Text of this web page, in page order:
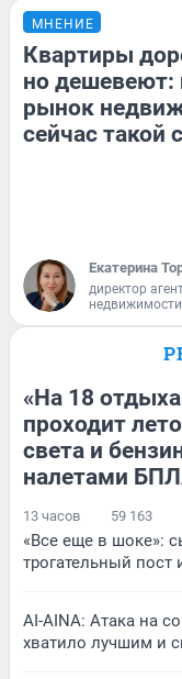
МНЕНИЕ
Квартиры
но дешевеют:
рынок
сейчас такой
Екатерина
директор
недвижимости
«На 18
проходит
света и
налетами
13 часов 59 163
«Все еще в шоке»:
трогательный пост
AI-AINA: Атака на
хватило лучшим и